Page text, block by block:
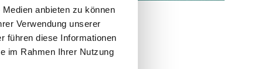
anbieten zu können
Verwendung unserer
führen diese Informationen
im Rahmen Ihrer Nutzung